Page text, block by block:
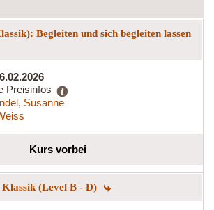
Begleiten und sich begleiten lassen
Preisinfos
Susanne
Kurs vorbei
(Level B - D)